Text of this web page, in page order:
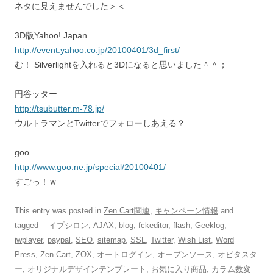
ネタに見えませんでした＞＜
3D版Yahoo! Japan
http://event.yahoo.co.jp/20100401/3d_first/
む！ Silverlightを入れると3Dになると思いました＾＾；
円谷ッター
http://tsubutter.m-78.jp/
ウルトラマンとTwitterでフォローしあえる？
goo
http://www.goo.ne.jp/special/20100401/
すごっ！ｗ
This entry was posted in Zen Cart関連 キャンペーン情報 and
tagged
イプシロン AJAX blog fckeditor, flash Geeklog
jwplayer, paypal SEO sitemap SSL Twitter, Wish List Word
Press Zen Cart ZOX オートログイン オープンソース
オビタスタ
ー
オリジナルデザインテンプレート お気に入り商品
カラム数変